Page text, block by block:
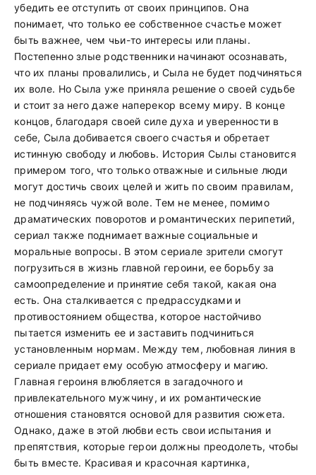
убедить ее отступить от своих принципов. Она
понимает, что только ее собственное счастье может
быть важнее, чем чьи-то интересы или планы.
Постепенно злые родственники начинают осознавать,
что их планы провалились, и Сыла не будет подчиняться
их воле. Но Сыла уже приняла решение о своей судьбе
и стоит за него даже наперекор всему миру. В конце
концов, благодаря своей силе духа и уверенности в
себе, Сыла добивается своего счастья и обретает
истинную свободу и любовь. История Сылы становится
примером того, что только отважные и сильные люди
могут достичь своих целей и жить по своим правилам,
не подчиняясь чужой воле. Тем не менее, помимо
драматических поворотов и романтических перипетий,
сериал также поднимает важные социальные и
моральные вопросы. В этом сериале зрители смогут
погрузиться в жизнь главной героини, ее борьбу за
самоопределение и принятие себя такой, какая она
есть. Она сталкивается с предрассудками и
противостоянием общества, которое настойчиво
пытается изменить ее и заставить подчиниться
установленным нормам. Между тем, любовная линия в
сериале придает ему особую атмосферу и магию.
Главная героиня влюбляется в загадочного и
привлекательного мужчину, и их романтические
отношения становятся основой для развития сюжета.
Однако, даже в этой любви есть свои испытания и
препятствия, которые герои должны преодолеть, чтобы
быть вместе. Красивая и красочная картинка,